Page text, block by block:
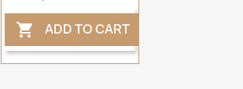
 ADD TO CART